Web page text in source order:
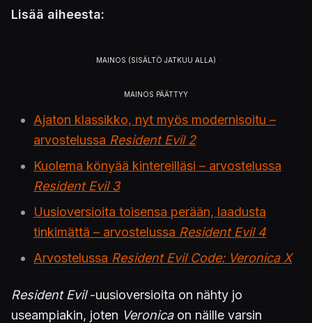
Lisää aiheesta:
Ajaton klassikko, nyt myös modernisoitu –
arvostelussa Resident Evil 2
Kuolema könyää kintereilläsi – arvostelussa
Resident Evil 3
Uusioversioita toisensa perään, laadusta
tinkimättä – arvostelussa Resident Evil 4
Arvostelussa Resident Evil Code: Veronica X
Resident Evil-uusioversioita on nähty jo
useampiakin, joten Veronica on näille varsin